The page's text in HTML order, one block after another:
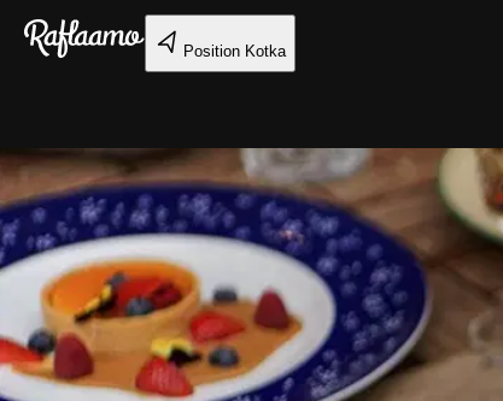
Gå till huvudinnehållet
Position Kotka